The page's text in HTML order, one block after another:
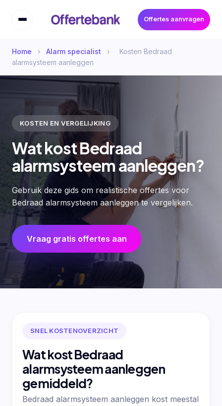
Offertes aanvragen
Home › Alarm specialist ›
Kosten Bedraad
alarmsysteem aanleggen
KOSTEN EN VERGELIJKING
Wat kost Bedraad
alarmsysteem aanleggen?
Gebruik deze gids om realistische offertes voor
Bedraad alarmsysteem aanleggen te vergelijken.
Vraag gratis offertes aan
SNEL KOSTENOVERZICHT
Wat kost Bedraad
alarmsysteem aanleggen
gemiddeld?
Bedraad alarmsysteem aanleggen kost meestal